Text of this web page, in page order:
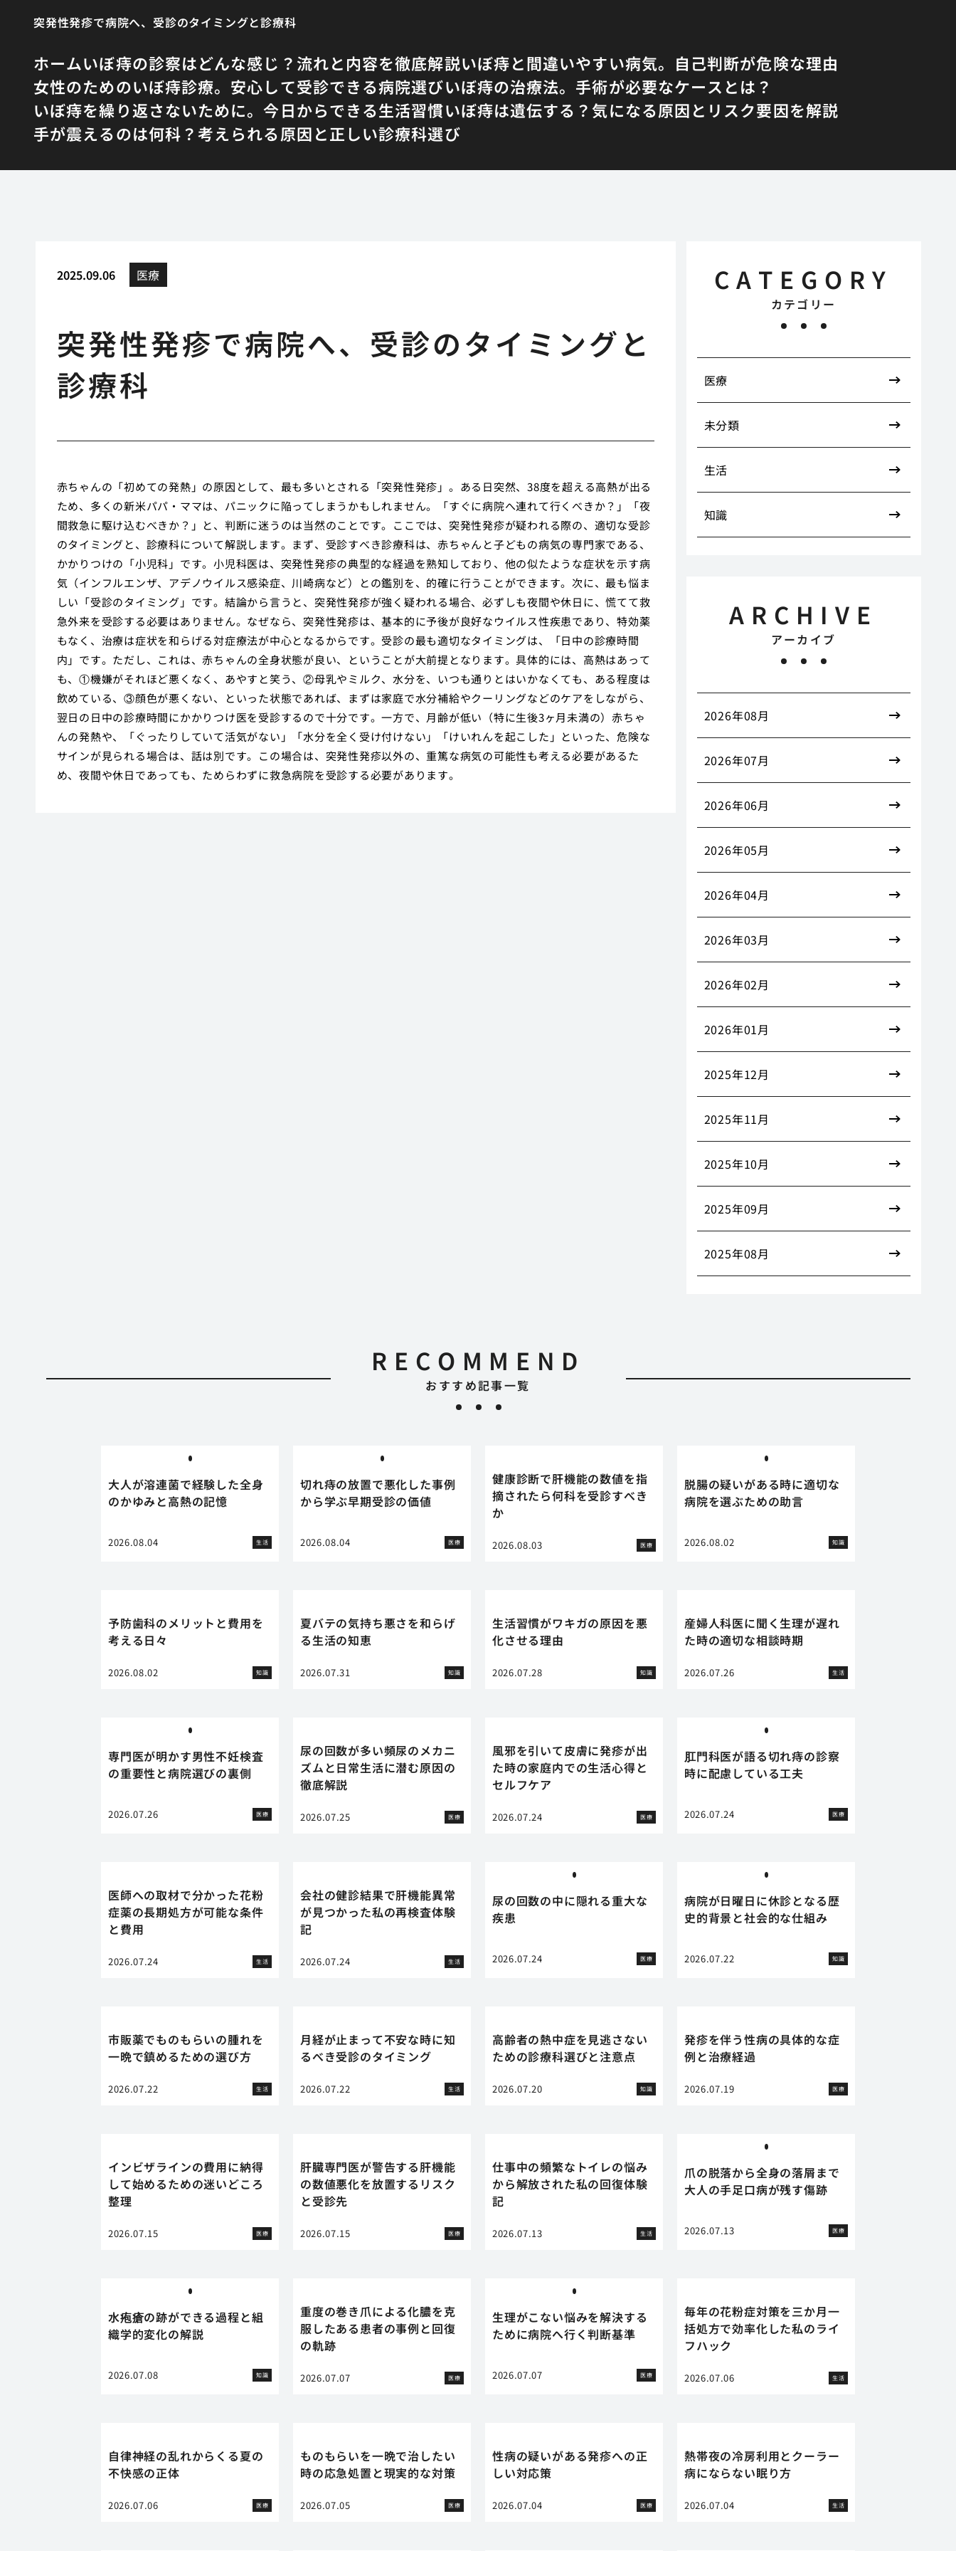
突発性発疹で病院へ、受診のタイミングと診療科
ホームいぼ痔の診察はどんな感じ？流れと内容を徹底解説いぼ痔と間違いやすい病気。自己判断が危険な理由
女性のためのいぼ痔診療。安心して受診できる病院選びいぼ痔の治療法。手術が必要なケースとは？
いぼ痔を繰り返さないために。今日からできる生活習慣いぼ痔は遺伝する？気になる原因とリスク要因を解説
手が震えるのは何科？考えられる原因と正しい診療科選び
2025.09.06 医療
突発性発疹で病院へ、受診のタイミングと
診療科
赤ちゃんの「初めての発熱」の原因として、最も多いとされる「突発性発疹」。ある日突然、38度を超える高熱が出る
ため、多くの新米パパ・ママは、パニックに陥ってしまうかもしれません。「すぐに病院へ連れて行くべきか？」「夜
間救急に駆け込むべきか？」と、判断に迷うのは当然のことです。ここでは、突発性発疹が疑われる際の、適切な受診
のタイミングと、診療科について解説します。まず、受診すべき診療科は、赤ちゃんと子どもの病気の専門家である、
かかりつけの「小児科」です。小児科医は、突発性発疹の典型的な経過を熟知しており、他の似たような症状を示す病
気（インフルエンザ、アデノウイルス感染症、川崎病など）との鑑別を、的確に行うことができます。次に、最も悩ま
しい「受診のタイミング」です。結論から言うと、突発性発疹が強く疑われる場合、必ずしも夜間や休日に、慌てて救
急外来を受診する必要はありません。なぜなら、突発性発疹は、基本的に予後が良好なウイルス性疾患であり、特効薬
もなく、治療は症状を和らげる対症療法が中心となるからです。受診の最も適切なタイミングは、「日中の診療時間
内」です。ただし、これは、赤ちゃんの全身状態が良い、ということが大前提となります。具体的には、高熱はあって
も、①機嫌がそれほど悪くなく、あやすと笑う、②母乳やミルク、水分を、いつも通りとはいかなくても、ある程度は
飲めている、③顔色が悪くない、といった状態であれば、まずは家庭で水分補給やクーリングなどのケアをしながら、
翌日の日中の診療時間にかかりつけ医を受診するので十分です。一方で、月齢が低い（特に生後3ヶ月未満の）赤ちゃ
んの発熱や、「ぐったりしていて活気がない」「水分を全く受け付けない」「けいれんを起こした」といった、危険な
サインが見られる場合は、話は別です。この場合は、突発性発疹以外の、重篤な病気の可能性も考える必要があるた
め、夜間や休日であっても、ためらわずに救急病院を受診する必要があります。
RECOMMEND
おすすめ記事一覧
大人が溶連菌で経験した全身
のかゆみと高熱の記憶
2026.08.04 生活
切れ痔の放置で悪化した事例
から学ぶ早期受診の価値
2026.08.04 医療
健康診断で肝機能の数値を指
摘されたら何科を受診すべき
か
2026.08.03 医療
脱腸の疑いがある時に適切な
病院を選ぶための助言
2026.08.02 知識
予防歯科のメリットと費用を
考える日々
2026.08.02 知識
夏バテの気持ち悪さを和らげ
る生活の知恵
2026.07.31 知識
生活習慣がワキガの原因を悪
化させる理由
2026.07.28 知識
産婦人科医に聞く生理が遅れ
た時の適切な相談時期
2026.07.26 生活
専門医が明かす男性不妊検査
の重要性と病院選びの裏側
2026.07.26 医療
尿の回数が多い頻尿のメカニ
ズムと日常生活に潜む原因の
徹底解説
2026.07.25 医療
風邪を引いて皮膚に発疹が出
た時の家庭内での生活心得と
セルフケア
2026.07.24 医療
肛門科医が語る切れ痔の診察
時に配慮している工夫
2026.07.24 医療
医師への取材で分かった花粉
症薬の長期処方が可能な条件
と費用
2026.07.24 生活
会社の健診結果で肝機能異常
が見つかった私の再検査体験
記
2026.07.24 生活
尿の回数の中に隠れる重大な
疾患
2026.07.24 医療
病院が日曜日に休診となる歴
史的背景と社会的な仕組み
2026.07.22 知識
市販薬でものもらいの腫れを
一晩で鎮めるための選び方
2026.07.22 生活
月経が止まって不安な時に知
るべき受診のタイミング
2026.07.22 生活
高齢者の熱中症を見逃さない
ための診療科選びと注意点
2026.07.20 知識
発疹を伴う性病の具体的な症
例と治療経過
2026.07.19 医療
インビザラインの費用に納得
して始めるための迷いどころ
整理
2026.07.15 医療
肝臓専門医が警告する肝機能
の数値悪化を放置するリスク
と受診先
2026.07.15 医療
仕事中の頻繁なトイレの悩み
から解放された私の回復体験
記
2026.07.13 生活
爪の脱落から全身の落屑まで
大人の手足口病が残す傷跡
2026.07.13 医療
水疱瘡の跡ができる過程と組
織学的変化の解説
2026.07.08 知識
重度の巻き爪による化膿を克
服したある患者の事例と回復
の軌跡
2026.07.07 医療
生理がこない悩みを解決する
ために病院へ行く判断基準
2026.07.07 医療
毎年の花粉症対策を三か月一
括処方で効率化した私のライ
フハック
2026.07.06 生活
自律神経の乱れからくる夏の
不快感の正体
2026.07.06 医療
ものもらいを一晩で治したい
時の応急処置と現実的な対策
2026.07.05 医療
性病の疑いがある発疹への正
しい対応策
2026.07.04 医療
熱帯夜の冷房利用とクーラー
病にならない眠り方
2026.07.04 生活
CATEGORY
カテゴリー
医療
未分類
生活
知識
ARCHIVE
アーカイブ
2026年08月
2026年07月
2026年06月
2026年05月
2026年04月
2026年03月
2026年02月
2026年01月
2025年12月
2025年11月
2025年10月
2025年09月
2025年08月